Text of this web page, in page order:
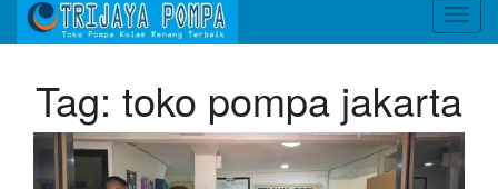
Tag: toko pompa jakarta